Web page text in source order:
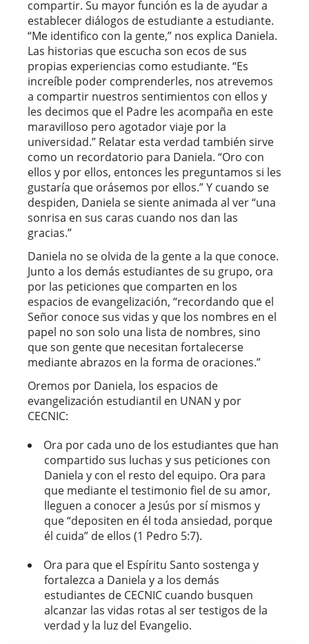
compartir. Su mayor función es la de ayudar a
establecer diálogos de estudiante a estudiante.
“Me identifico con la gente,” nos explica Daniela.
Las historias que escucha son ecos de sus
propias experiencias como estudiante. “Es
increíble poder comprenderles, nos atrevemos
a compartir nuestros sentimientos con ellos y
les decimos que el Padre les acompaña en este
maravilloso pero agotador viaje por la
universidad.” Relatar esta verdad también sirve
como un recordatorio para Daniela. “Oro con
ellos y por ellos, entonces les preguntamos si les
gustaría que orásemos por ellos.” Y cuando se
despiden, Daniela se siente animada al ver “una
sonrisa en sus caras cuando nos dan las
gracias.”
Daniela no se olvida de la gente a la que conoce.
Junto a los demás estudiantes de su grupo, ora
por las peticiones que comparten en los
espacios de evangelización, “recordando que el
Señor conoce sus vidas y que los nombres en el
papel no son solo una lista de nombres, sino
que son gente que necesitan fortalecerse
mediante abrazos en la forma de oraciones.”
Oremos por Daniela, los espacios de
evangelización estudiantil en UNAN y por
CECNIC:
Ora por cada uno de los estudiantes que han
compartido sus luchas y sus peticiones con
Daniela y con el resto del equipo. Ora para
que mediante el testimonio fiel de su amor,
lleguen a conocer a Jesús por sí mismos y
que “depositen en él toda ansiedad, porque
él cuida” de ellos (1 Pedro 5:7).
Ora para que el Espíritu Santo sostenga y
fortalezca a Daniela y a los demás
estudiantes de CECNIC cuando busquen
alcanzar las vidas rotas al ser testigos de la
verdad y la luz del Evangelio.